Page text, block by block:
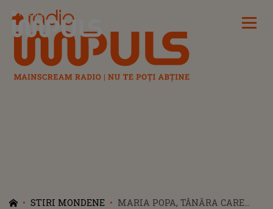
Radio Impuls
STIRI MONDENE
MARIA POPA, TÂNĂRA CARE